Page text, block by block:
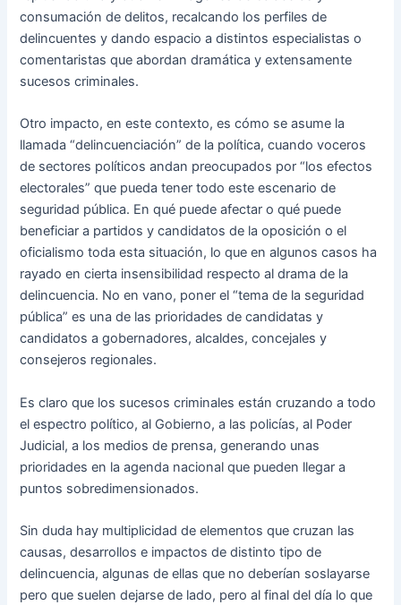
consumación de delitos, recalcando los perfiles de
delincuentes y dando espacio a distintos especialistas o
comentaristas que abordan dramática y extensamente
sucesos criminales.
Otro impacto, en este contexto, es cómo se asume la
llamada “delincuenciación” de la política, cuando voceros
de sectores políticos andan preocupados por “los efectos
electorales” que pueda tener todo este escenario de
seguridad pública. En qué puede afectar o qué puede
beneficiar a partidos y candidatos de la oposición o el
oficialismo toda esta situación, lo que en algunos casos ha
rayado en cierta insensibilidad respecto al drama de la
delincuencia. No en vano, poner el “tema de la seguridad
pública” es una de las prioridades de candidatas y
candidatos a gobernadores, alcaldes, concejales y
consejeros regionales.
Es claro que los sucesos criminales están cruzando a todo
el espectro político, al Gobierno, a las policías, al Poder
Judicial, a los medios de prensa, generando unas
prioridades en la agenda nacional que pueden llegar a
puntos sobredimensionados.
Sin duda hay multiplicidad de elementos que cruzan las
causas, desarrollos e impactos de distinto tipo de
delincuencia, algunas de ellas que no deberían soslayarse
pero que suelen dejarse de lado, pero al final del día lo que